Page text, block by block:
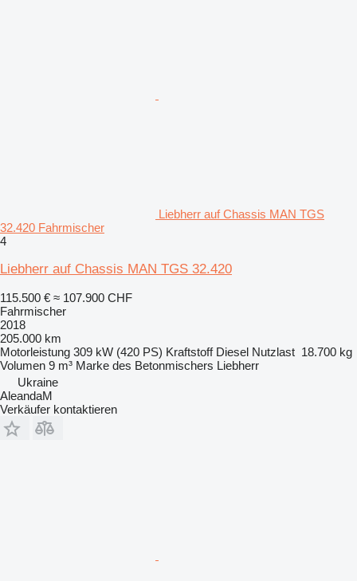
Liebherr auf Chassis MAN TGS
32.420 Fahrmischer
4
Liebherr auf Chassis MAN TGS 32.420
115.500 € ≈ 107.900 CHF
Fahrmischer
2018
205.000 km
Motorleistung 309 kW (420 PS) Kraftstoff Diesel Nutzlast 18.700 kg
Volumen 9 m³ Marke des Betonmischers Liebherr
Ukraine
AleandaM
Verkäufer kontaktieren